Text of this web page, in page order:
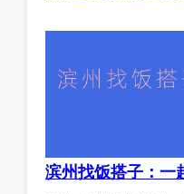
滨州找饭搭子：一